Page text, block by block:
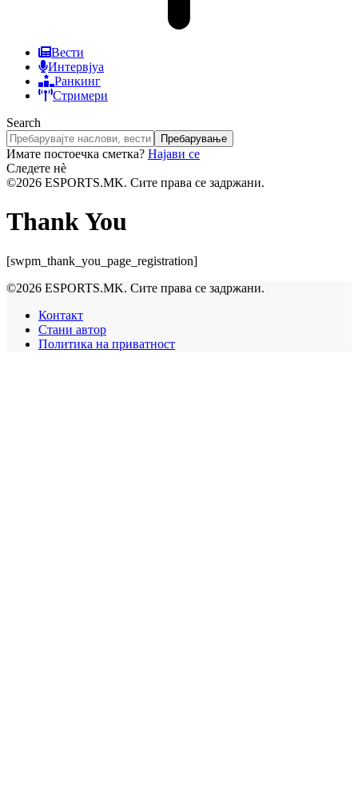
Вести
Интервјуа
Ранкинг
Стримери
Search
Имате постоечка сметка? Најави се
Следете нè
©2026 ESPORTS.MK. Сите права се задржани.
Thank You
[swpm_thank_you_page_registration]
©2026 ESPORTS.MK. Сите права се задржани.
Контакт
Стани автор
Политика на приватност